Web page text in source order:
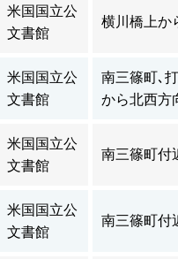
米国国立公
文書館
横川橋上か
米国国立公
文書館
南三篠町､
から北西方
米国国立公
文書館
南三篠町付
米国国立公
文書館
南三篠町付